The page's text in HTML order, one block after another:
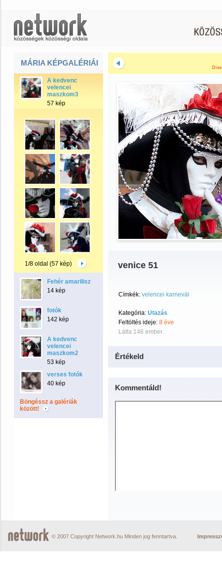
MÁRIA KÉPGALÉRIÁI
A kedvenc
velencei
maszkom3
57 kép
1/8 oldal (57 kép)
Fehér amarilisz
14 kép
fotók
142 kép
A kedvenc
velencei
maszkom2
53 kép
verses fotók
40 kép
Böngéssz a galériák
között!
venice 51
Címkék: velencei karnevál
Kategória: Utazás
Feltöltés ideje: 8 éve
Látta 146 ember.
Értékeld
Kommentáld!
© 2007 Copyright Network.hu Minden jog fenntartva.